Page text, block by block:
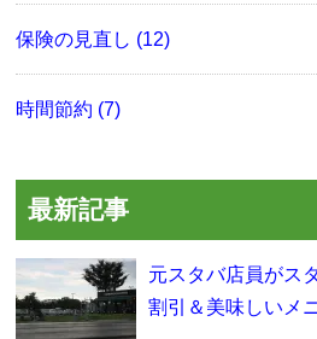
保険の見直し (12)
時間節約 (7)
最新記事
元スタバ店員がス
割引＆美味しいメ